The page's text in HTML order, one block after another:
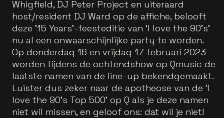
Whigfield, DJ Peter Project en uiteraard
host/resident DJ Ward op de affiche, belooft
deze ’15 Years’-feesteditie van ‘I love the 90’s’
nu al een onwaarschijnlijke party te worden.
Op donderdag 16 en vrijdag 17 februari 2023
worden tijdens de ochtendshow op Qmusic de
laatste namen van de line-up bekendgemaakt.
Luister dus zeker naar de apotheose van de ‘I
love the 90’s Top 500’ op Q als je deze namen
niet wil missen, en geloof ons: dat wil je niet!